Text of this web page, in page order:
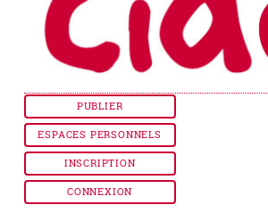
PUBLIER
ESPACES PERSONNELS
INSCRIPTION
CONNEXION